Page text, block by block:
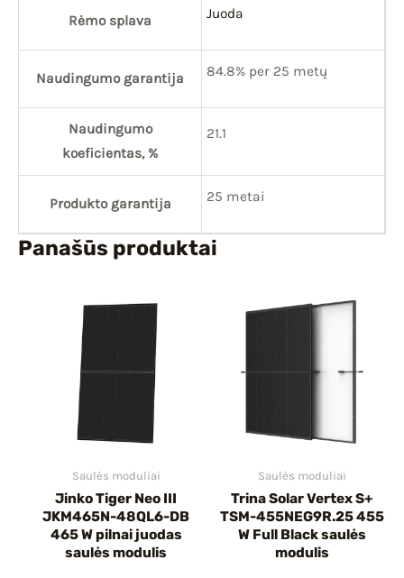
Rėmo splava Juoda
Naudingumo garantija 84.8% per 25 metų
Naudingumo
koeficientas, %
21.1
Produkto garantija 25 metai
Panašūs produktai
Saulės moduliai
Jinko Tiger Neo III
JKM465N-48QL6-DB
465 W pilnai juodas
saulės modulis
Saulės moduliai
Trina Solar Vertex S+
TSM-455NEG9R.25 455
W Full Black saulės
modulis